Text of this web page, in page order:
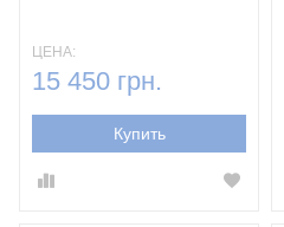
ЦЕНА:
15 450 грн.
Купить